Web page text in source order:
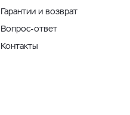
Гарантии и возврат
Вопрос-ответ
Контакты